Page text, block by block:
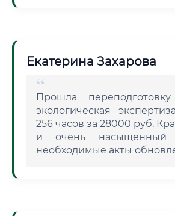
Екатерина Захарова
Прошла переподготовку
экологическая
256 часов за 28000 руб.
и очень насыщенный
необходимые акты